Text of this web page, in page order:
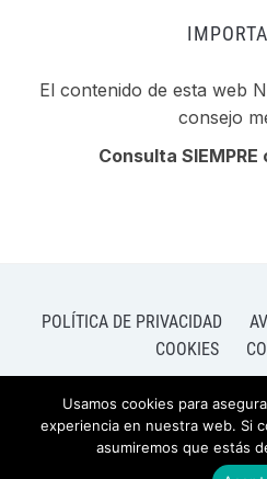
El contenido de esta web
consejo
Consulta
POLÍTICA DE PRIVACIDAD
COOKIES
FUNCIONA GRACIAS AWORDPRESS.
Usamos cookies para
experiencia en nuestra web. Si
asumiremos que estás